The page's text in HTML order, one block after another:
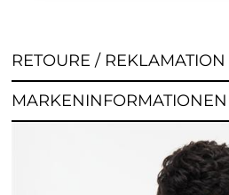
RETOURE / REKLAMATION
MARKENINFORMATIONEN